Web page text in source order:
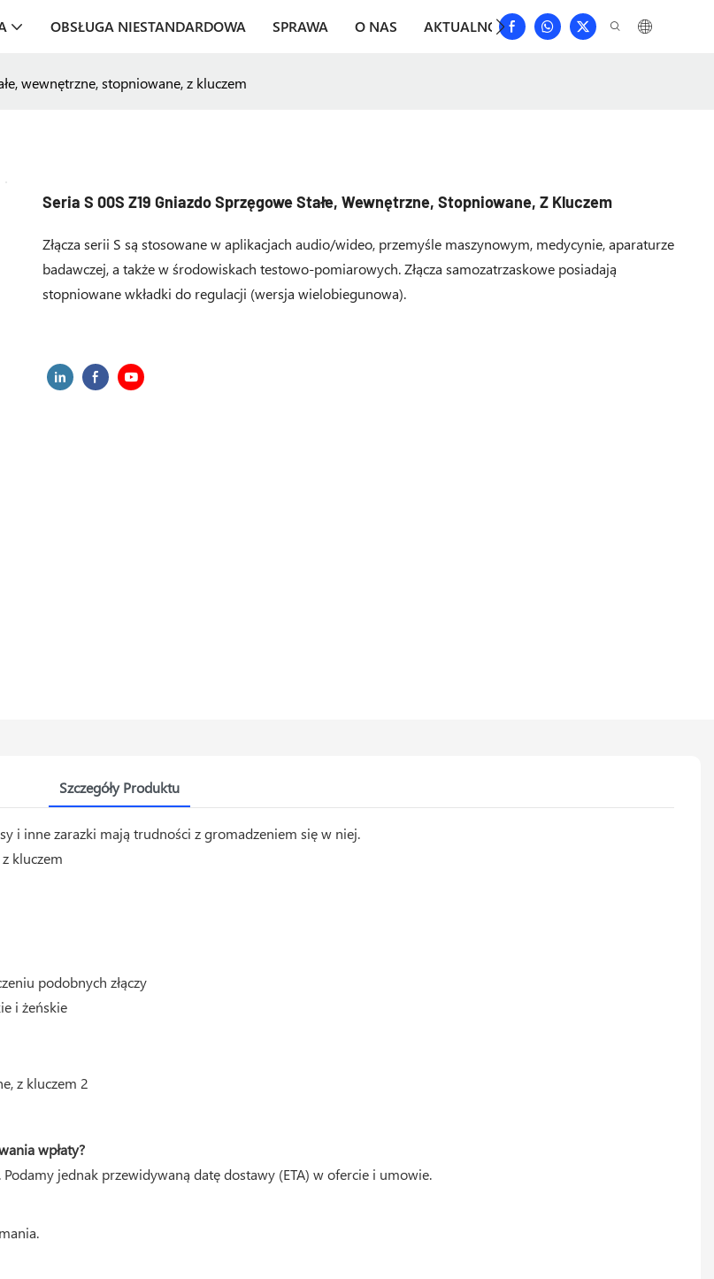
OBSŁUGA NIESTANDARDOWA SPRAWA O NAS AKTUALNOŚCI POBIERAĆ
wewnętrzne, stopniowane, z kluczem
Seria S 00S Z19 Gniazdo Sprzęgowe Stałe, Wewnętrzne, Stopniowane, Z Kluczem
Złącza serii S są stosowane w aplikacjach audio/wideo, przemyśle maszynowym, medycynie, aparaturze
badawczej, a także w środowiskach testowo-pomiarowych. Złącza samozatrzaskowe posiadają
stopniowane wkładki do regulacji (wersja wielobiegunowa).
Szczegóły Produktu
i inne zarazki mają trudności z gromadzeniem się w niej.
kluczem
podobnych złączy
i żeńskie
wpłaty?
jednak przewidywaną datę dostawy (ETA) w ofercie i umowie.